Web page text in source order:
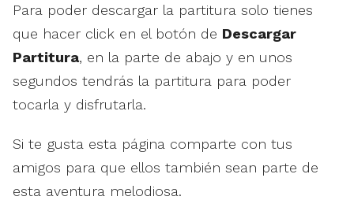
Para poder descargar la partitura solo tienes
que hacer click en el botón de Descargar
Partitura, en la parte de abajo y en unos
segundos tendrás la partitura para poder
tocarla y disfrutarla.
Si te gusta esta página comparte con tus
amigos para que ellos también sean parte de
esta aventura melodiosa.